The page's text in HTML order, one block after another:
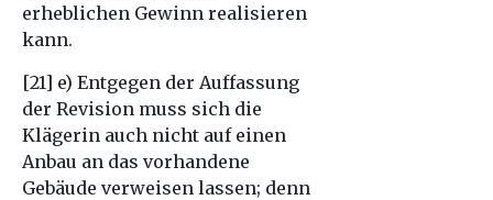
erheblichen Gewinn realisieren
kann.
[21] e) Entgegen der Auffassung
der Revision muss sich die
Klägerin auch nicht auf einen
Anbau an das vorhandene
Gebäude verweisen lassen; denn